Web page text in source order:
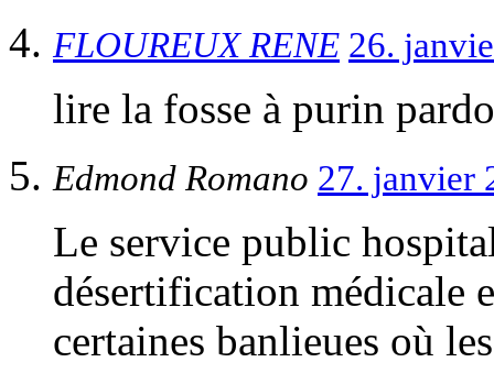
FLOUREUX RENE 26.
lire la fosse à purin
Edmond Romano 27. janvier
Le service public
désertification médicale
certaines banlieues où